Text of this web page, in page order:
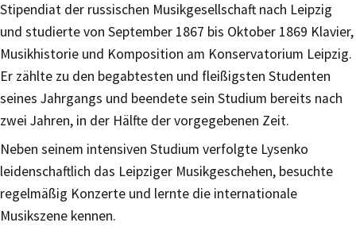
Stipendiat der russischen Musikgesellschaft nach Leipzig
und studierte von September 1867 bis Oktober 1869 Klavier,
Musikhistorie und Komposition am Konservatorium Leipzig.
Er zählte zu den begabtesten und fleißigsten Studenten
seines Jahrgangs und beendete sein Studium bereits nach
zwei Jahren, in der Hälfte der vorgegebenen Zeit.
Neben seinem intensiven Studium verfolgte Lysenko
leidenschaftlich das Leipziger Musikgeschehen, besuchte
regelmäßig Konzerte und lernte die internationale
Musikszene kennen.